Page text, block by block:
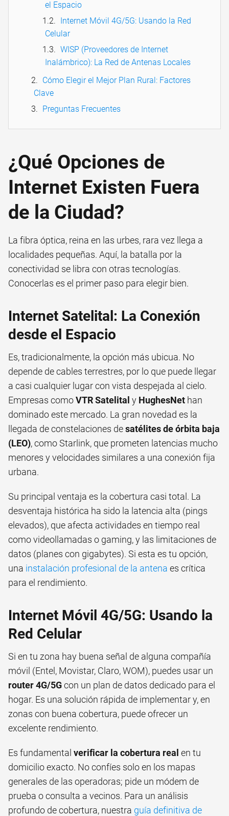
el Espacio
Internet Móvil 4G/5G: Usando la Red
Celular
WISP (Proveedores de Internet
Inalámbrico): La Red de Antenas Locales
Cómo Elegir el Mejor Plan Rural: Factores
Clave
Preguntas Frecuentes
¿Qué Opciones de
Internet Existen Fuera
de la Ciudad?
La fibra óptica, reina en las urbes, rara vez llega a
localidades pequeñas. Aquí, la batalla por la
conectividad se libra con otras tecnologías.
Conocerlas es el primer paso para elegir bien.
Internet Satelital: La Conexión
desde el Espacio
Es, tradicionalmente, la opción más ubicua. No
depende de cables terrestres, por lo que puede llegar
a casi cualquier lugar con vista despejada al cielo.
Empresas comoVTR Satelital y HughesNet han
dominado este mercado. La gran novedad es la
llegada de constelaciones desatélites de órbita baja
(LEO), como Starlink, que prometen latencias mucho
menores y velocidades similares a una conexión fija
urbana.
Su principal ventaja es la cobertura casi total. La
desventaja histórica ha sido la latencia alta (pings
elevados), que afecta actividades en tiempo real
como videollamadas o gaming, y las limitaciones de
datos (planes con gigabytes). Si esta es tu opción,
una instalación profesional de la antena es crítica
para el rendimiento.
Internet Móvil 4G/5G: Usando la
Red Celular
Si en tu zona hay buena señal de alguna compañía
móvil (Entel, Movistar, Claro, WOM), puedes usar un
router 4G/5Gcon un plan de datos dedicado para el
hogar. Es una solución rápida de implementar y, en
zonas con buena cobertura, puede ofrecer un
excelente rendimiento.
Es fundamental verificar la cobertura real en tu
domicilio exacto. No confíes solo en los mapas
generales de las operadoras; pide un módem de
prueba o consulta a vecinos. Para un análisis
profundo de cobertura, nuestra guía definitiva de